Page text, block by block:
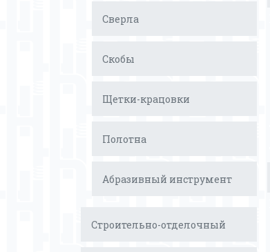
Сверла
Скобы
Щетки-крацовки
Полотна
Абразивный инструмент
Строительно-отделочный